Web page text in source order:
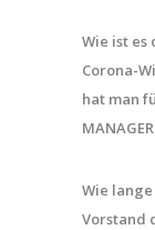
Wie ist es
Corona-
hat man
Wie
Vorstand